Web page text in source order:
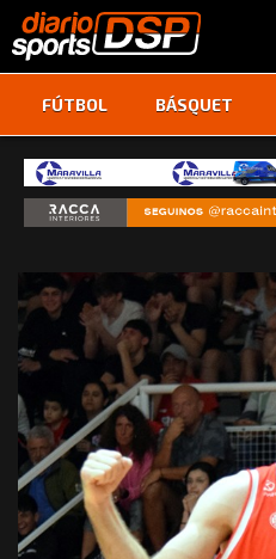
FÚTBOL BÁSQUET